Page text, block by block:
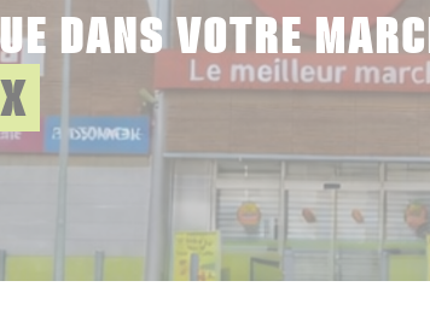
DANS VOTRE